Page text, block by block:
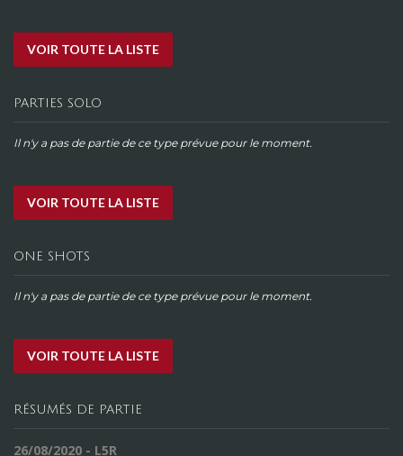
VOIR TOUTE LA LISTE
PARTIES SOLO
Il n'y a pas de partie de ce type prévue pour le moment.
VOIR TOUTE LA LISTE
ONE SHOTS
Il n'y a pas de partie de ce type prévue pour le moment.
VOIR TOUTE LA LISTE
RÉSUMÉS DE PARTIE
26/08/2020 - L5R